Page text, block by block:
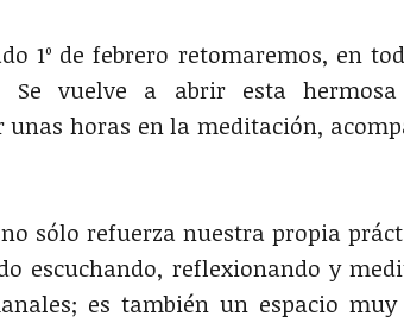
1º de febrero retomaremos, en
Se vuelve a abrir esta
horas en la meditación,
sólo refuerza nuestra propia
escuchando, reflexionando y
es también un espacio